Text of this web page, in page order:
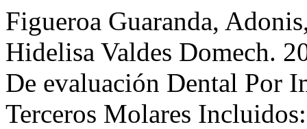
Figueroa Guaranda,
Hidelisa Valdes Domech.
De evaluación Dental Por
Terceros Molares